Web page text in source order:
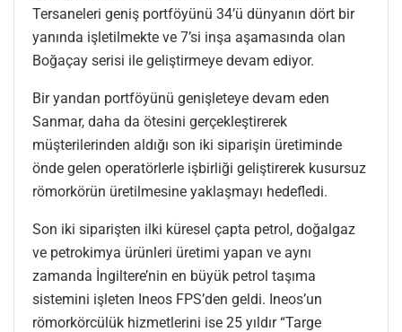
Tersaneleri geniş portföyünü 34’ü dünyanın dört bir
yanında işletilmekte ve 7’si inşa aşamasında olan
Boğaçay serisi ile geliştirmeye devam ediyor.
Bir yandan portföyünü genişleteye devam eden
Sanmar, daha da ötesini gerçekleştirerek
müşterilerinden aldığı son iki siparişin üretiminde
önde gelen operatörlerle işbirliği geliştirerek kusursuz
römorkörün üretilmesine yaklaşmayı hedefledi.
Son iki siparişten ilki küresel çapta petrol, doğalgaz
ve petrokimya ürünleri üretimi yapan ve aynı
zamanda İngiltere’nin en büyük petrol taşıma
sistemini işleten Ineos FPS’den geldi. Ineos’un
römorkörcülük hizmetlerini ise 25 yıldır “Targe